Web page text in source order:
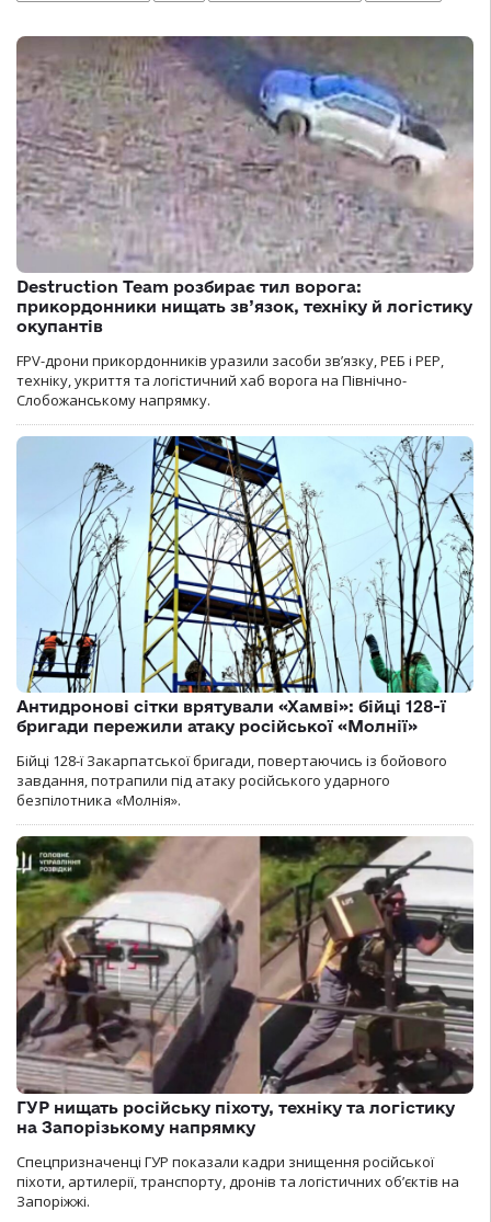
Destruction Team розбирає тил ворога:
прикордонники нищать зв’язок, техніку й логістику
окупантів
FPV-дрони прикордонників уразили засоби зв’язку, РЕБ і РЕР,
техніку, укриття та логістичний хаб ворога на Північно-
Слобожанському напрямку.
Антидронові сітки врятували «Хамві»: бійці 128-ї
бригади пережили атаку російської «Молнії»
Бійці 128-ї Закарпатської бригади, повертаючись із бойового
завдання, потрапили під атаку російського ударного
безпілотника «Молнія».
ГУР нищать російську піхоту, техніку та логістику
на Запорізькому напрямку
Спецпризначенці ГУР показали кадри знищення російської
піхоти, артилерії, транспорту, дронів та логістичних об’єктів на
Запоріжжі.